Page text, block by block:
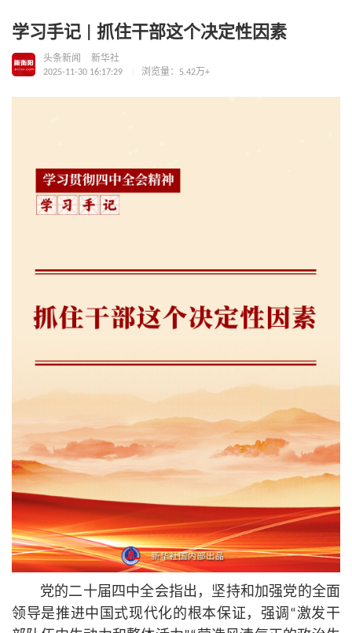
学习手记 | 抓住干部这个决定性因素
头条新闻
新华社
2025-11-30 16:17:29
浏览量：5.42万+
党的二十届四中全会指出，坚持和加强党的全面
领导是推进中国式现代化的根本保证，强调“激发干